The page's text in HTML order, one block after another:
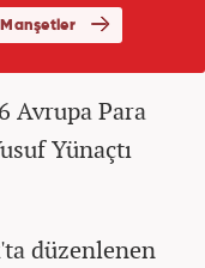
Avrupa Para
Yünaçtı
düzenlenen